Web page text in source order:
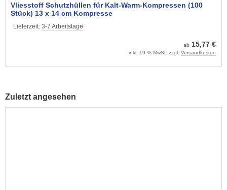
Vliesstoff Schutzhüllen für Kalt-Warm-Kompressen (100
Stück) 13 x 14 cm Kompresse
Lieferzeit: 3-7 Arbeitstage
ab 15,77 €
inkl. 19 % MwSt. zzgl. Versandkosten
Zuletzt angesehen